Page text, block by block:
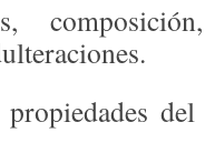
propiedades